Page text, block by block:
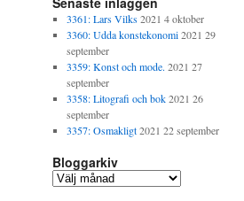
3361: Lars Vilks 2021 4 oktober
3360: Udda konstekonomi 2021 29
september
3359: Konst och mode. 2021 27
september
3358: Litografi och bok 2021 26
september
3357: Osmakligt 2021 22 september
Bloggarkiv
B